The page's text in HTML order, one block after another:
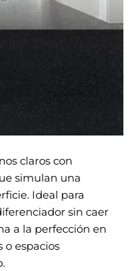
claros con
simulan una
Ideal para
sin caer
a la perfección en
o espacios